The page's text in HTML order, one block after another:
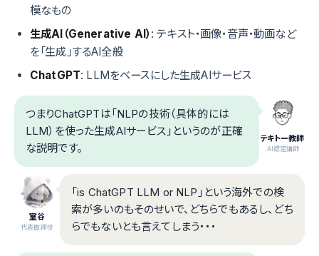
模なもの
生成AI（Generative AI） : テキスト・画像・音声・動画など
を「生成」するAI全般
ChatGPT: LLMをベースにした生成AIサービス
テキトー教師
.AI認定講師
つまりChatGPTは「NLPの技術（具体的には
LLM）を使った生成AIサービス」というのが正確
な説明です。
室谷
代表取締役
「is ChatGPT LLM or NLP」という海外での検
索が多いのもそのせいで、どちらでもあるし、どち
らでもないとも言えてしまう・・・